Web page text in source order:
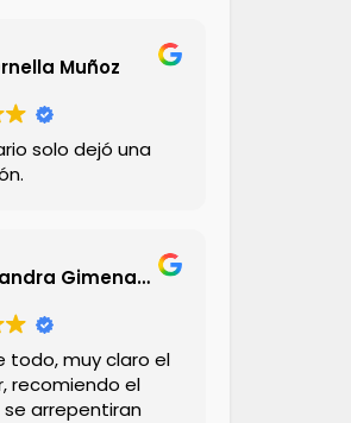
Muñoz
solo dejó una
Sandra Gimena Carrillo Carrillo
todo, muy claro el
recomiendo el
se arrepentiran